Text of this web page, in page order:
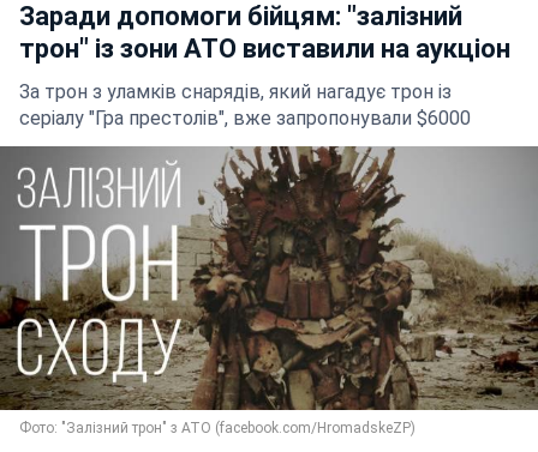
Заради допомоги бійцям: "залізний
трон" із зони АТО виставили на аукціон
За трон з уламків снарядів, який нагадує трон із
серіалу "Гра престолів", вже запропонували $6000
Фото: "Залізний трон" з АТО (facebook.com/HromadskeZP)